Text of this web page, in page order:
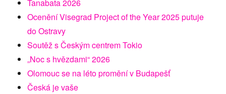
Tanabata 2026
Ocenění Visegrad Project of the Year 2025 putuje
do Ostravy
Soutěž s Českým centrem Tokio
„Noc s hvězdami“ 2026
Olomouc se na léto promění v Budapešť
Česká je vaše